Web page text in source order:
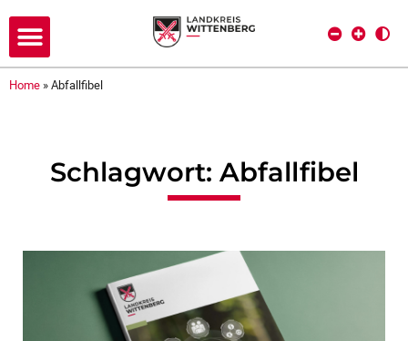
Home »Abfallfibel
Schlagwort: Abfallfibel